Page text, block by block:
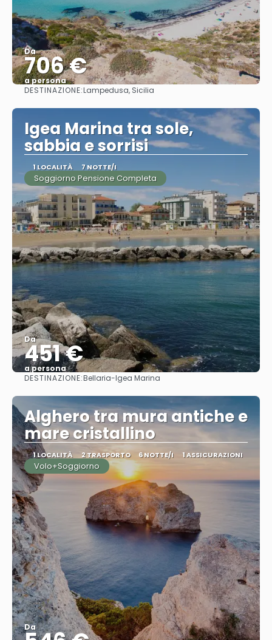
Da
706 €
a persona
Vedere
DESTINAZIONE:Lampedusa, Sicilia
Igea Marina tra sole,
sabbia e sorrisi
1 LOCALITÀ 7 NOTTE/I
Soggiorno Pensione Completa
Da
451 €
a persona
Vedere
DESTINAZIONE:Bellaria-Igea Marina
Alghero tra mura antiche e
mare cristallino
1 LOCALITÀ 2 TRASPORTO 6 NOTTE/I 1 ASSICURAZIONI
Volo+Soggiorno
Da